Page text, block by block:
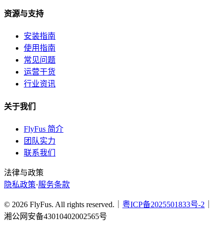
资源与支持
安装指南
使用指南
常见问题
运营干货
行业资讯
关于我们
FlyFus 简介
团队实力
联系我们
法律与政策
隐私政策·服务条款
© 2026 FlyFus. All rights reserved.｜ 粤ICP备2025501833号-2
湘公网安备43010402002565号